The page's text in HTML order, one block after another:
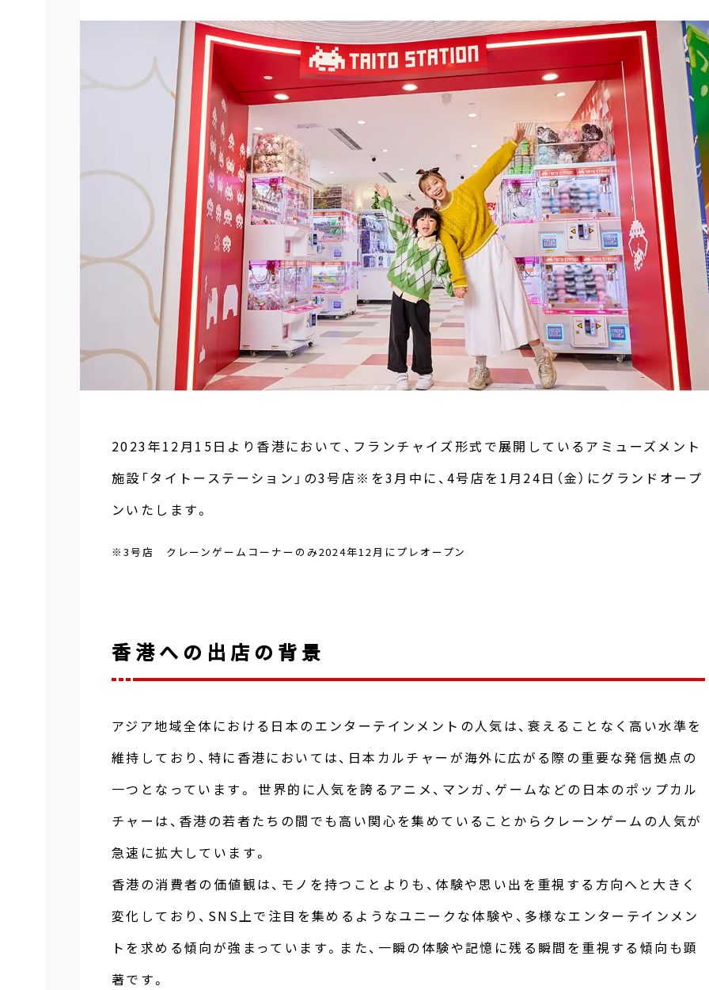
2023年12月15日より香港において、フランチャイズ形式で展開しているアミューズメント
施設「タイトーステーション」の3号店※を3月中に、4号店を1月24日（金）にグランドオープ
ンいたします。
※3号店 クレーンゲームコーナーのみ2024年12月にプレオープン
香港への出店の背景
アジア地域全体における日本のエンターテインメントの人気は、衰えることなく高い水準を
維持しており、特に香港においては、日本カルチャーが海外に広がる際の重要な発信拠点の
一つとなっています。 世界的に人気を誇るアニメ、マンガ、ゲームなどの日本のポップカル
チャーは、香港の若者たちの間でも高い関心を集めていることからクレーンゲームの人気が
急速に拡大しています。
香港の消費者の価値観は、モノを持つことよりも、体験や思い出を重視する方向へと大きく
変化しており、SNS上で注目を集めるようなユニークな体験や、多様なエンターテインメン
トを求める傾向が強まっています。また、一瞬の体験や記憶に残る瞬間を重視する傾向も顕
著です。